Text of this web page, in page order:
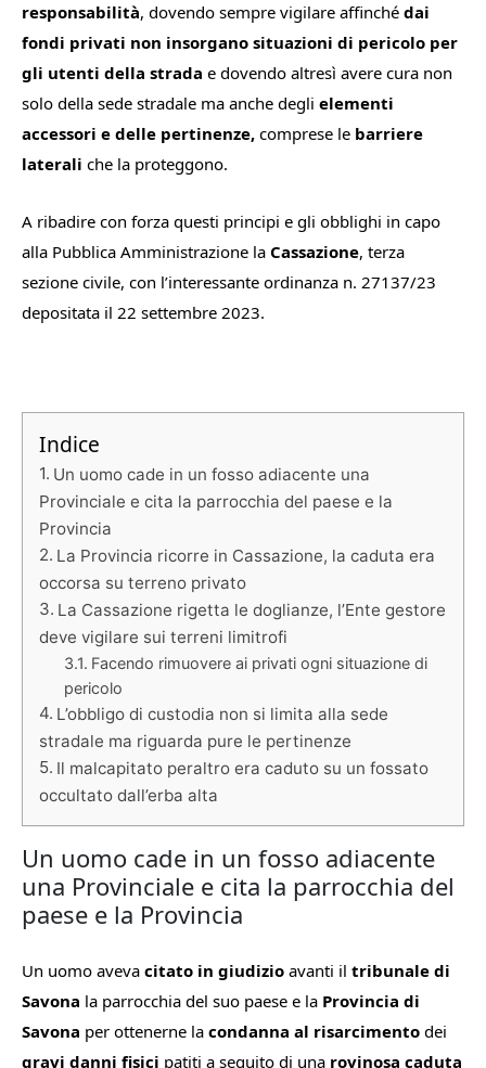
responsabilità, dovendo sempre vigilare affinché dai
fondi privati non insorgano situazioni di pericolo per
gli utenti della strada e dovendo altresì avere cura non
solo della sede stradale ma anche degli elementi
accessori e delle pertinenze, comprese le barriere
laterali che la proteggono.
A ribadire con forza questi principi e gli obblighi in capo
alla Pubblica Amministrazione la Cassazione, terza
sezione civile, con l’interessante ordinanza n. 27137/23
depositata il 22 settembre 2023.
Indice
Un uomo cade in un fosso adiacente una
Provinciale e cita la parrocchia del paese e la
Provincia
La Provincia ricorre in Cassazione, la caduta era
occorsa su terreno privato
La Cassazione rigetta le doglianze, l’Ente gestore
deve vigilare sui terreni limitrofi
Facendo rimuovere ai privati ogni situazione di
pericolo
L’obbligo di custodia non si limita alla sede
stradale ma riguarda pure le pertinenze
Il malcapitato peraltro era caduto su un fossato
occultato dall’erba alta
Un uomo cade in un fosso adiacente
una Provinciale e cita la parrocchia del
paese e la Provincia
Un uomo aveva citato in giudizio avanti il tribunale di
Savona la parrocchia del suo paese e la Provincia di
Savona per ottenerne la condanna al risarcimento dei
gravi danni fisici patiti a seguito di una rovinosa caduta